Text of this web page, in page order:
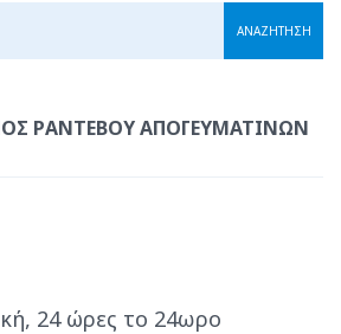
ΡΑΝΤΕΒΟΎ ΑΠΟΓΕΥΜΑΤΙΝΏΝ
24 ώρες το 24ωρο